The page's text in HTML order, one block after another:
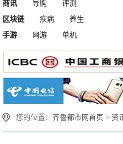
商讯
导购 评测
区块链
疾病
养生
手游
网游 单机
您的位置：齐鲁都市网首页 >资